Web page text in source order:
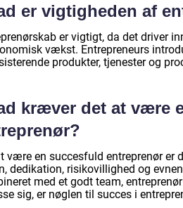
er vigtigheden af
er vigtigt, da det driver
vækst. Entrepreneurs
produkter, tjenester og
kræver det at være
være en succesfuld entreprenør er
dedikation, risikovillighed og
med et godt team,
sig, er nøglen til succes i